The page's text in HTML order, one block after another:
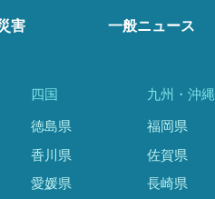
害 一般ニュース
四国
徳島県
香川県
愛媛県
九州・沖縄
福岡県
佐賀県
長崎県